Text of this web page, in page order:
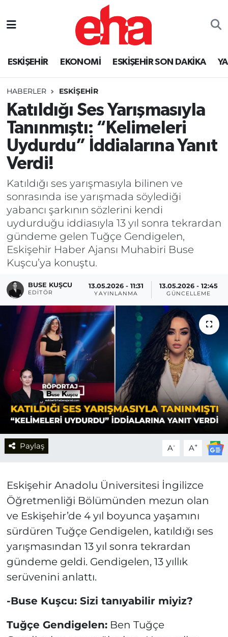
ESKİŞEHİR EKONOMİ ESKİŞEHİR SON DAKİKA
HABERLER ESKİŞEHİR
Katıldığı Ses Yarışmasıyla
Tanınmıştı: “Kelimeleri
Uydurdu” İddialarına Yanıt
Verdi!
Katıldığı ses yarışmasıyla bilinen ve
sonrasında ise yarışmada söylediği
yabancı şarkının sözlerini kendi
uydurduğu iddiasıyla 13 yıl sonra tekrardan
gündeme gelen Tuğçe Gendigelen,
Eskişehir Haber Ajansı Muhabiri Buse
Kuşcu’ya konuştu.
BUSE KUŞCU
EDITÖR
13.05.2026 - 11:31
YAYINLANMA
13.05.2026 - 12:45
GÜNCELLEME
Paylaş A- A+
Eskişehir Anadolu Üniversitesi İngilizce
Öğretmenliği Bölümünden mezun olan
ve Eskişehir’de 4 yıl boyunca yaşamını
sürdüren Tuğçe Gendigelen, katıldığı ses
yarışmasından 13 yıl sonra tekrardan
gündeme geldi. Gendigelen, 13 yıllık
serüvenini anlattı.
-Buse Kuşcu: Sizi tanıyabilir miyiz?
Tuğçe Gendigelen:Ben Tuğçe